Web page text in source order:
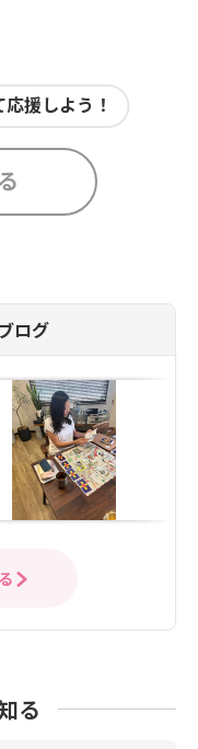
援しよう！
ログ
る